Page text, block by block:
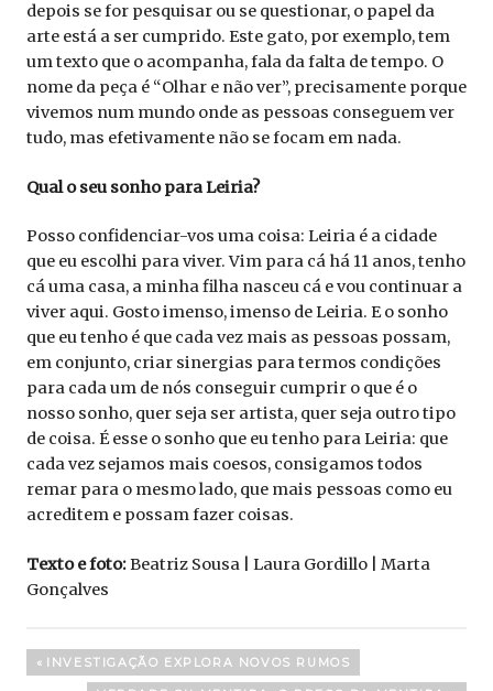
depois se for pesquisar ou se questionar, o papel da
arte está a ser cumprido. Este gato, por exemplo, tem
um texto que o acompanha, fala da falta de tempo. O
nome da peça é “Olhar e não ver”, precisamente porque
vivemos num mundo onde as pessoas conseguem ver
tudo, mas efetivamente não se focam em nada.
Qual o seu sonho para Leiria?
Posso confidenciar-vos uma coisa: Leiria é a cidade
que eu escolhi para viver. Vim para cá há 11 anos, tenho
cá uma casa, a minha filha nasceu cá e vou continuar a
viver aqui. Gosto imenso, imenso de Leiria. E o sonho
que eu tenho é que cada vez mais as pessoas possam,
em conjunto, criar sinergias para termos condições
para cada um de nós conseguir cumprir o que é o
nosso sonho, quer seja ser artista, quer seja outro tipo
de coisa. É esse o sonho que eu tenho para Leiria: que
cada vez sejamos mais coesos, consigamos todos
remar para o mesmo lado, que mais pessoas como eu
acreditem e possam fazer coisas.
Texto e foto:Beatriz Sousa | Laura Gordillo | Marta
Gonçalves
Navegação
PREVIOUS
POST:
INVESTIGAÇÃO EXPLORA NOVOS RUMOS